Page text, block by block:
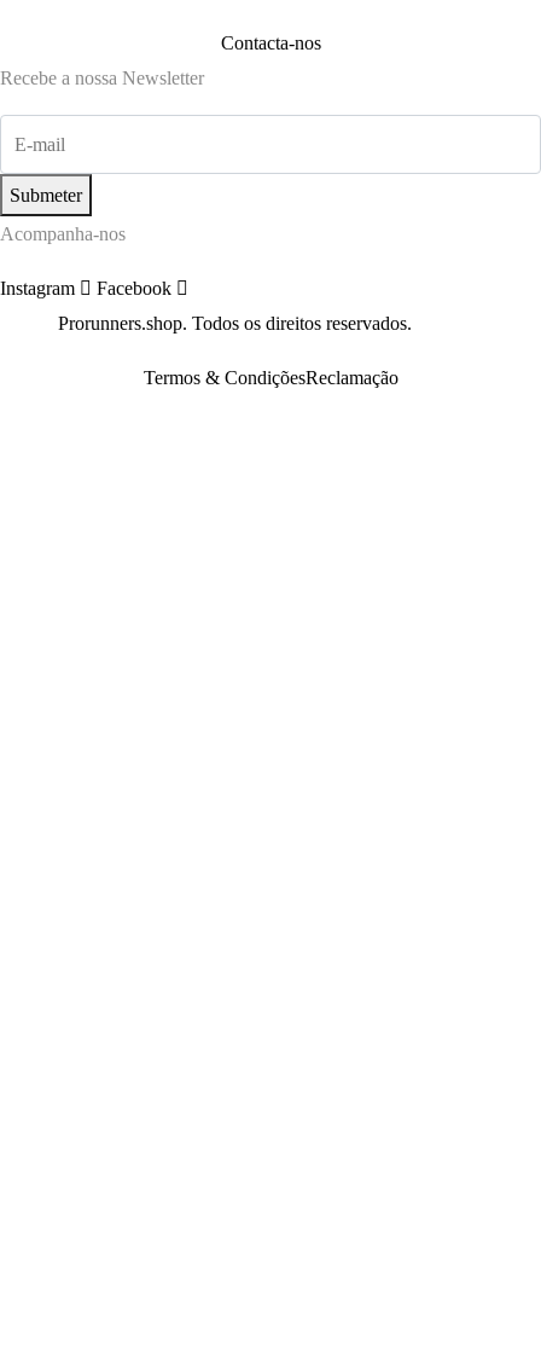
Contacta-nos
Recebe a nossa Newsletter
Submeter
Acompanha-nos
Instagram
Facebook
Prorunners.shop. Todos os direitos reservados.
Termos & CondiçõesReclamação